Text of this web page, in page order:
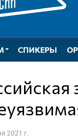
СПИКЕРЫ
2021 г.